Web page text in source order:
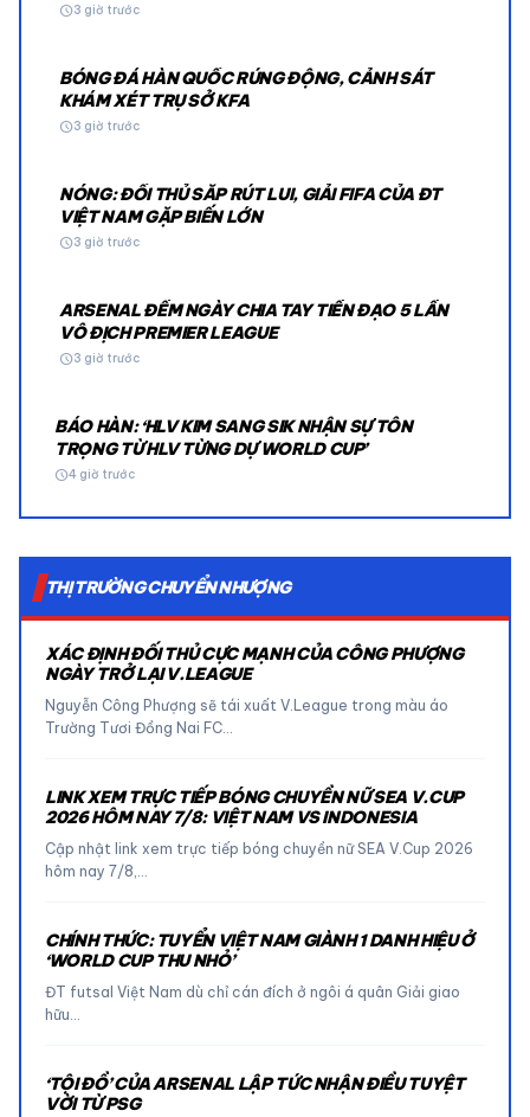
schedule3 giờ trước
BÓNG ĐÁ HÀN QUỐC RÚNG ĐỘNG, CẢNH SÁT
KHÁM XÉT TRỤ SỞ KFA
schedule3 giờ trước
NÓNG: ĐỐI THỦ SẮP RÚT LUI, GIẢI FIFA CỦA ĐT
VIỆT NAM GẶP BIẾN LỚN
schedule3 giờ trước
ARSENAL ĐẾM NGÀY CHIA TAY TIỀN ĐẠO 5 LẦN
VÔ ĐỊCH PREMIER LEAGUE
schedule3 giờ trước
BÁO HÀN: ‘HLV KIM SANG SIK NHẬN SỰ TÔN
TRỌNG TỪ HLV TỪNG DỰ WORLD CUP’
schedule4 giờ trước
THỊ TRƯỜNG CHUYỂN NHƯỢNG
XÁC ĐỊNH ĐỐI THỦ CỰC MẠNH CỦA CÔNG PHƯỢNG
NGÀY TRỞ LẠI V.LEAGUE
Nguyễn Công Phượng sẽ tái xuất V.League trong màu áo
Trường Tươi Đồng Nai FC…
LINK XEM TRỰC TIẾP BÓNG CHUYỀN NỮ SEA V.CUP
2026 HÔM NAY 7/8: VIỆT NAM VS INDONESIA
Cập nhật link xem trực tiếp bóng chuyền nữ SEA V.Cup 2026
hôm nay 7/8,…
CHÍNH THỨC: TUYỂN VIỆT NAM GIÀNH 1 DANH HIỆU Ở
‘WORLD CUP THU NHỎ’
ĐT futsal Việt Nam dù chỉ cán đích ở ngôi á quân Giải giao
hữu…
‘TỘI ĐỒ’ CỦA ARSENAL LẬP TỨC NHẬN ĐIỀU TUYỆT
VỜI TỪ PSG